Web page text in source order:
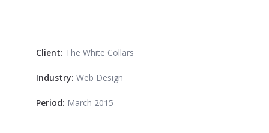
Client: The White Collars
Industry: Web Design
Period: March 2015